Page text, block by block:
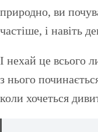
природно, ви
частіше, і навіть
І нехай це всього
з нього
коли хочеться